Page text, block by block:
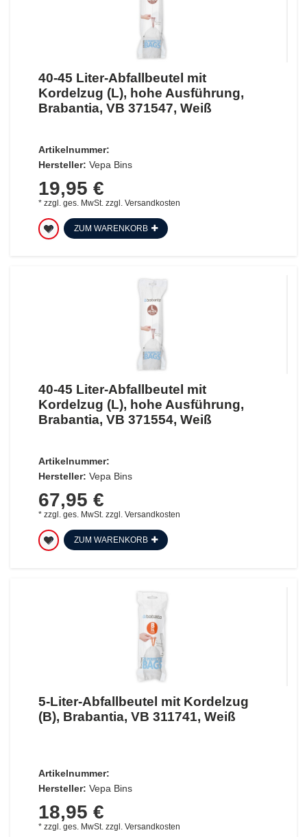
40-45 Liter-Abfallbeutel mit
Kordelzug (L), hohe Ausführung,
Brabantia, VB 371547, Weiß
Artikelnummer:
Hersteller: Vepa Bins
19,95 €
* zzgl. ges. MwSt. zzgl. Versandkosten
ZUM WARENKORB
40-45 Liter-Abfallbeutel mit
Kordelzug (L), hohe Ausführung,
Brabantia, VB 371554, Weiß
Artikelnummer:
Hersteller: Vepa Bins
67,95 €
* zzgl. ges. MwSt.zzgl. Versandkosten
ZUM WARENKORB
5-Liter-Abfallbeutel mit Kordelzug
(B), Brabantia, VB 311741, Weiß
Artikelnummer:
Hersteller: Vepa Bins
18,95 €
* zzgl. ges. MwSt. zzgl. Versandkosten